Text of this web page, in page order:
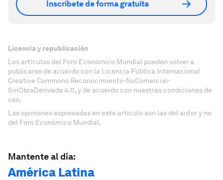
Inscríbete de forma gratuita
Licencia y republicación
Los artículos del Foro Económico Mundial pueden volver a
publicarse de acuerdo con la Licencia Pública Internacional
Creative Commons Reconocimiento-NoComercial-
SinObraDerivada 4.0, y de acuerdo con nuestras condiciones de
uso.
Las opiniones expresadas en este artículo son las del autor y no
del Foro Económico Mundial.
Mantente al día:
América Latina